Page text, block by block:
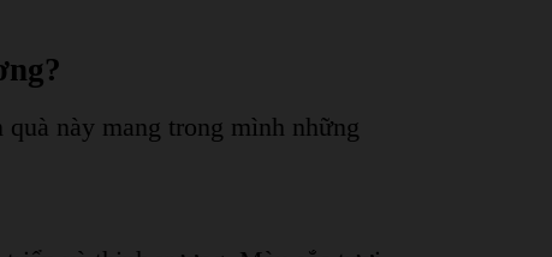
này mang trong mình những